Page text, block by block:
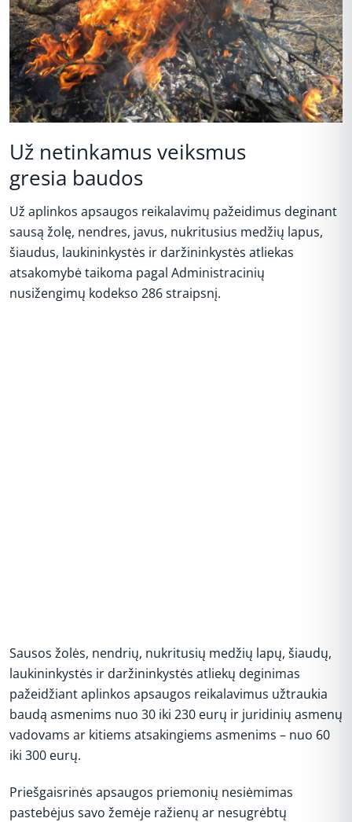
Už netinkamus veiksmus
gresia baudos
Už aplinkos apsaugos reikalavimų pažeidimus deginant
sausą žolę, nendres, javus, nukritusius medžių lapus,
šiaudus, laukininkystės ir daržininkystės atliekas
atsakomybė taikoma pagal Administracinių
nusižengimų kodekso 286 straipsnį.
Sausos žolės, nendrių, nukritusių medžių lapų, šiaudų,
laukininkystės ir daržininkystės atliekų deginimas
pažeidžiant aplinkos apsaugos reikalavimus užtraukia
baudą asmenims nuo 30 iki 230 eurų ir juridinių asmenų
vadovams ar kitiems atsakingiems asmenims – nuo 60
iki 300 eurų.
Priešgaisrinės apsaugos priemonių nesiėmimas
pastebėjus savo žemėje ražienų ar nesugrėbtų